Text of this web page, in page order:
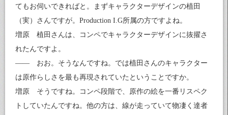
てもお伺いできればと。まずキャラクターデザインの植田
（実）さんですが。Production I.G所属の方ですよね。
増原 植田さんは、コンペでキャラクターデザインに抜擢さ
れたんですよ。
—— おお。そうなんですね。では植田さんのキャラクター
は原作らしさを最も再現されていたということですか。
増原 そうですね。コンペ段階で、原作の絵を一番リスペク
トしていたんですね。他の方は、線が走っていて物凄く達者